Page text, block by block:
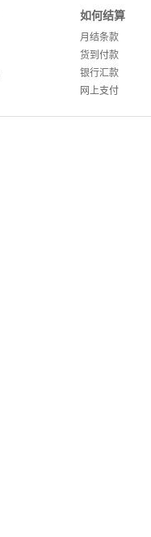
如何结算
月结条款
货到付款
银行汇款
网上支付